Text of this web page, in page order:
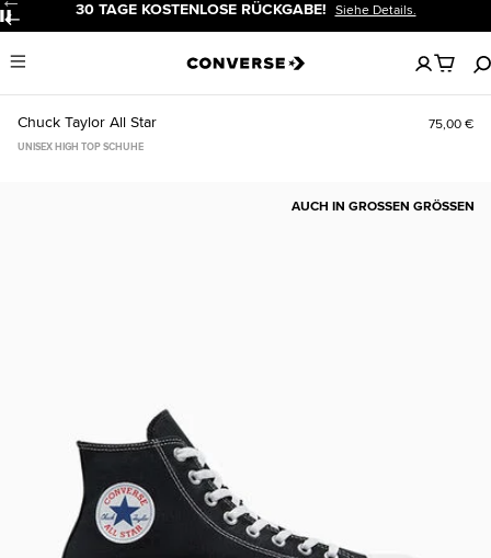
Pause 30 TAGE KOSTENLOSE RÜCKGABE! Siehe Details.
Menu
Keine
artikel
in
Chuck Taylor All Star 75,00 €
UNISEX HIGH TOP SCHUHE
AUCH IN GROSSEN GRÖSSEN